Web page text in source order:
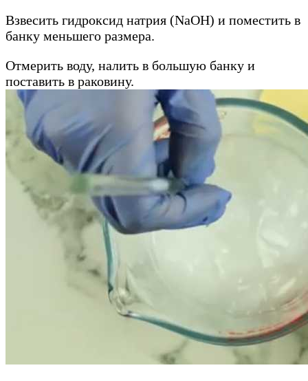
Взвесить гидроксид натрия (NaOH) и поместить в
банку меньшего размера.
Отмерить воду, налить в большую банку и
поставить в раковину.